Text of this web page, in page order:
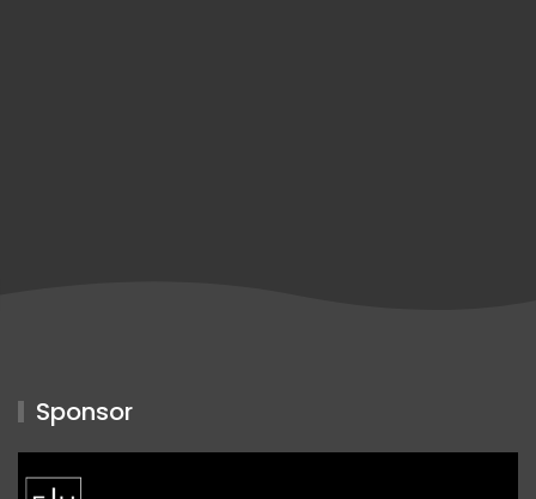
Sponsor